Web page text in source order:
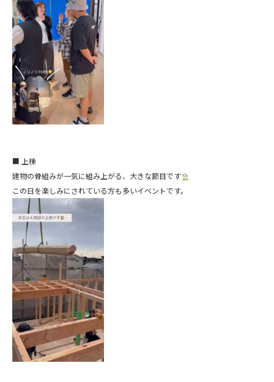
■ 上棟
建物の骨組みが一気に組み上がる、大きな節目です
この日を楽しみにされている方も多いイベントです。